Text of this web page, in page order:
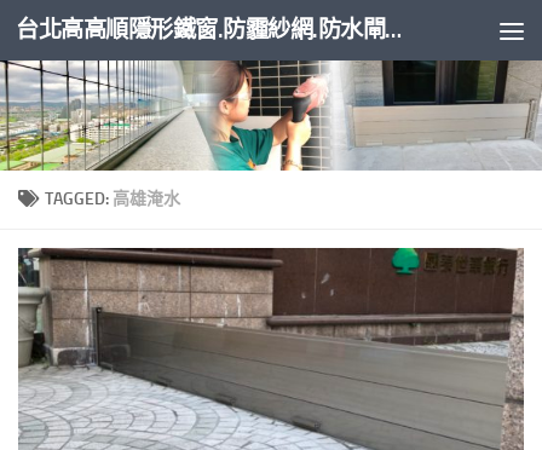
Skip to content 台北高高順隱形鐵窗.防霾紗網.防水閘門
TAGGED: 高雄淹水